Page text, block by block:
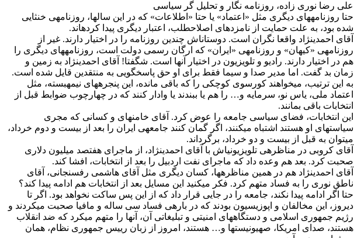
علی رضا نوری زاده، روزنامه نگار و تحلیل گر سیاسی
حتا روزنامه‏های دیگری مثل «اعتماد» یا حتا «اطلاعات» که در این سال‏ها، روزنامه‏ی خنثایی
شده بود، به علت حمایت از نامزدهای اصلاح‏طلب، اعتبار دیگری پیدا کرده‏اند.
آقای احمدی‏نژاد واقعا نگران است. دوستان‏اش چندین روزنامه را در اختیار دارند. غیر از
روزنامه‏ی «کیهان» و روزنامه‏‏ی «ایران» که ارگان رسمی دولت است، روزنامه‏های دیگری را
هم در اختیار دارند. رادیو و تلویزیون در اختیار آن‏ها است. شگفتا! آقای احمدی‏نژاد به زمین و
زمان بد گفت. اما مدیر صدا و سیما فقط برای او حق پاسخ‏گویی به منتقدین قایل شده است.
به این ترتیب، می‏خواهند کورسوی کوچکی را که باقی مانده، این پنجره‏های نیمه‏بسته، مثل
اعتماد ملی‏، یاس نو، سرمایه و… را هم یا ببندند یا وادار کنند که در چهارچوب ضوابط قبل از
انتخابات باقی بمانند.
این انتخابات، فضای سیاسی جامعه را عوض کرد. آقای خامنه‏ای و کسانی که مجری
سیاست‏های او هستند اشتباه می‏کنند، اگر گمان کنند جامعه‏ی ایران را بعد از بیست و دوم خرداد،
می‏توان به قبل از بیست و دو خرداد، برگرداند.
آقای کروبی در مناظره‏ی تلویزیونی‏اش با آقای احمدی‏نژاد، از ماجرای هفتصد میلیون دلاری
صحبت کرد. بعد هم وعده داد که ماجرای نفت اردبیل را بعد از انتخابات، افشا کند.
آقای احمدی‏نژاد هم در همین مناظره‏ها، کسان دیگری مثل آقای هاشمی رفسنجانی‏، آقای
ناطق نوری را به فساد متهم کرد. فکر می‏کنید این مسایل بعد از انتخابات هم ادامه پیدا کند؟
حتا اگر ادامه پیدا نکند، جامعه را در جایی قرار داد که از این پس ساکت نخواهد بود. اگر تا
دیروز، این مخالفان و اپوزیسیون بودند که در باره‏ی فساد سی ساله و مافیا صحبت می‏کردند و
رژیم جمهوری اسلامی و دستگاه‏های امنیتی و تبلیغاتی آن، آن‏‏ها را متهم می‏کرد که ضد انقلاب
هستند، صدای امریکا، صهیونیست‏ها و… هستند، امروز از زبان رییس جمهوری نظام، همان